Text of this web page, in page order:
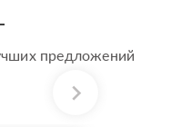
предложений